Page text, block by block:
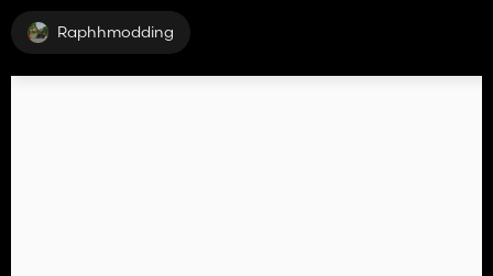
Raphhmodding